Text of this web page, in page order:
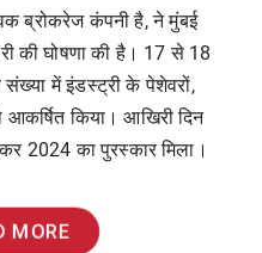
ब्रोकरेज कंपनी है, ने मुंबई
की घोषणा की है। 17 से 18
में इंडस्ट्री के पेशेवरों,
आकर्षित किया। आखिरी दिन
2024 का पुरस्कार मिला।
MORE